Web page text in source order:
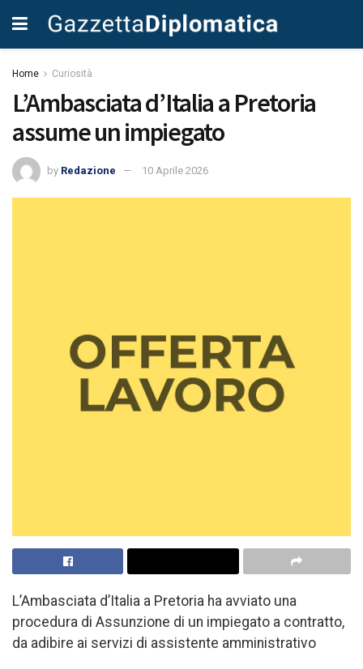
Home Curiosità
L’Ambasciata d’Italia a Pretoria
assume un impiegato
by Redazione 10 Aprile 2026
L’Ambasciata d’Italia a Pretoria ha avviato una
procedura di Assunzione di un impiegato a contratto,
da adibire ai servizi di assistente amministrativo